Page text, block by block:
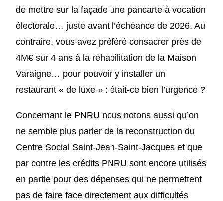
de mettre sur la façade une pancarte à vocation
électorale… juste avant l’échéance de 2026. Au
contraire, vous avez préféré consacrer près de
4M€ sur 4 ans à la réhabilitation de la Maison
Varaigne… pour pouvoir y installer un
restaurant « de luxe » : était-ce bien l’urgence ?
Concernant le PNRU nous notons aussi qu’on
ne semble plus parler de la reconstruction du
Centre Social Saint-Jean-Saint-Jacques et que
par contre les crédits PNRU sont encore utilisés
en partie pour des dépenses qui ne permettent
pas de faire face directement aux difficultés